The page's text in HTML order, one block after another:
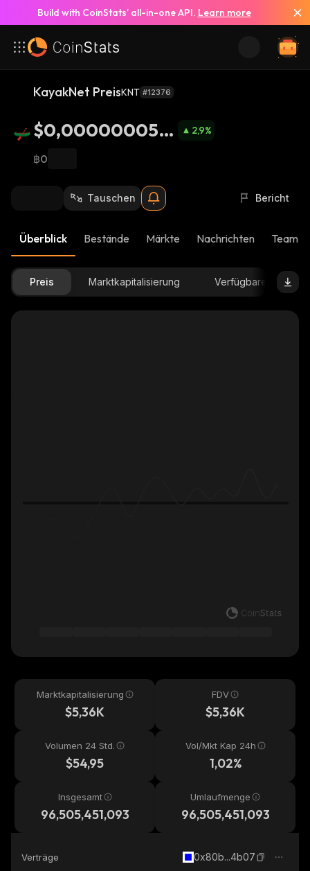
Build with CoinStats’ all-in-one API. Learn more
KayakNet PreisKNT #12376
$0,000000055
58
2,9%
฿0
Tauschen Bericht
Überblick Bestände Märkte Nachrichten Team-
Preis Marktkapitalisierung Verfügbare Menge
Marktkapitalisierung
$5,36K
FDV
$5,36K
Volumen 24 Std.
$54,95
Vol/Mkt Kap 24h
1,02%
Insgesamt
96,505,451,093
Umlaufmenge
96,505,451,093
Verträge 0x80b...4b07